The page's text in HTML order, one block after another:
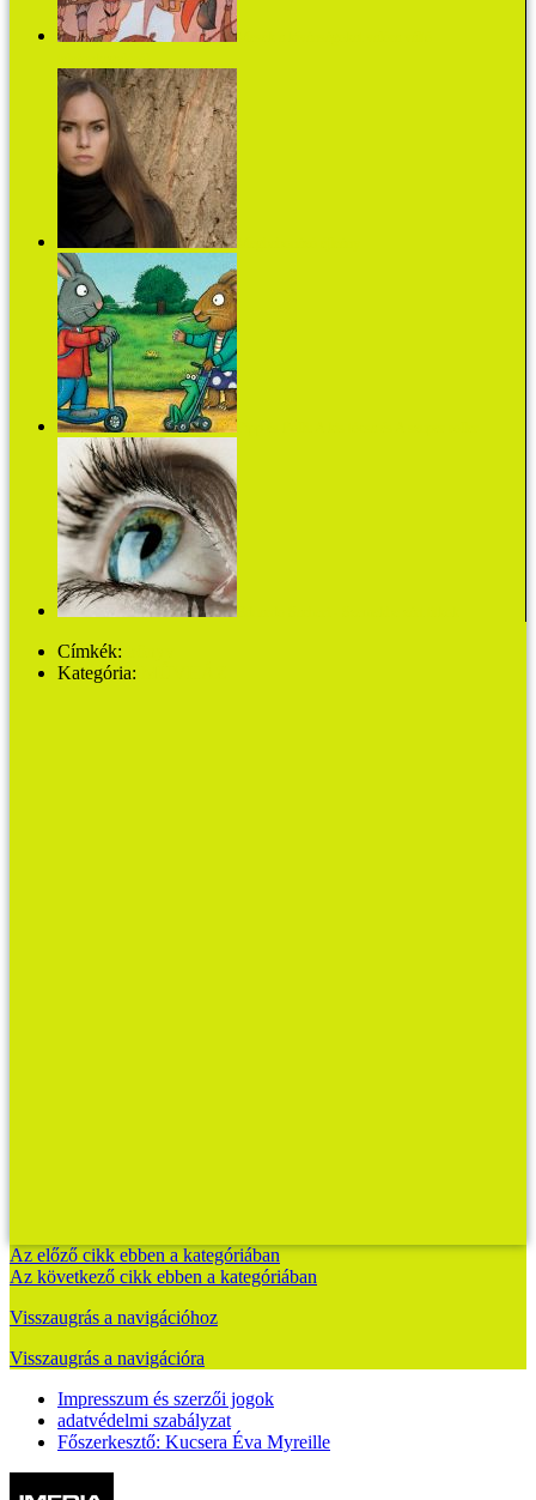
Címkék:
Kategória:
Az előző cikk ebben a kategóriában
Az következő cikk ebben a kategóriában
Visszaugrás a navigációhoz
Visszaugrás a navigációra
Impresszum és szerzői jogok
adatvédelmi szabályzat
Főszerkesztő: Kucsera Éva Myreille